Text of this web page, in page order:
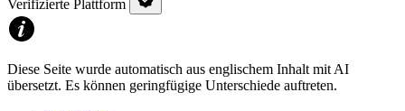
Verifizierte Plattform
Diese Seite wurde automatisch aus englischem Inhalt mit AI
übersetzt. Es können geringfügige Unterschiede auftreten.